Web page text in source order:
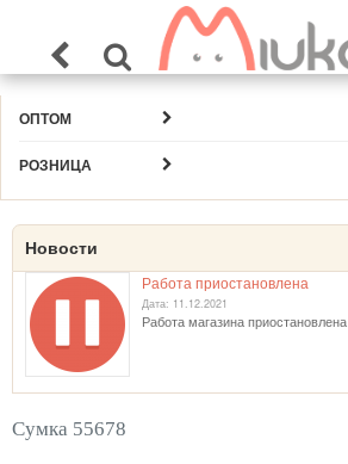
ОПТОМ
РОЗНИЦА
Новости
Работа приостановлена
Дата: 11.12.2021
Работа магазина приостановлена
Сумка 55678